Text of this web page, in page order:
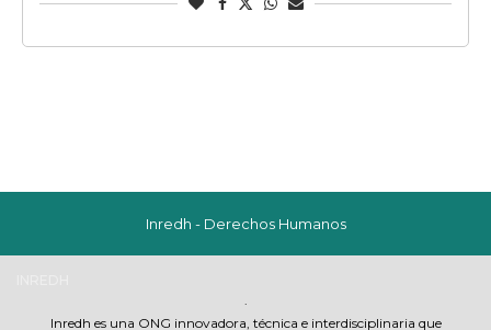
Inredh - Derechos Humanos
Inredh es una ONG innovadora, técnica e interdisciplinaria que